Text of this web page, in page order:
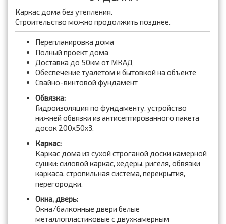
Каркас дома без утепления.
Строительство можно продолжить позднее.
Перепланировка дома
Полный проект дома
Доставка до 50км от МКАД
Обеспечение туалетом и бытовкой на объекте
Свайно-винтовой фундамент
Обвязка:
Гидроизоляция по фундаменту, устройство
нижней обвязки из антисептированного пакета
досок 200x50x3.
Каркас:
Каркас дома из сухой строганой доски камерной
сушки: силовой каркас, хедеры, ригеля, обвязки
каркаса, стропильная система, перекрытия,
перегородки.
Окна, дверь:
Окна/балконные двери белые
металлопластиковые с двухкамерным